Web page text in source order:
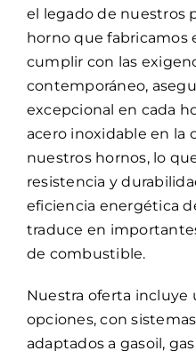
el legado de nuestros
horno que fabricamos
cumplir con las
contemporáneo,
excepcional en cada
acero inoxidable en la
nuestros hornos, lo
resistencia y
eficiencia energética
traduce en
de combustible.
Nuestra oferta incluye
opciones, con
adaptados a gasoil,